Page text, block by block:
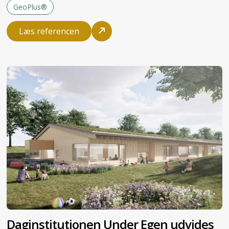
GeoPlus®
Læs referencen
Daginstitutionen Under Egen udvides